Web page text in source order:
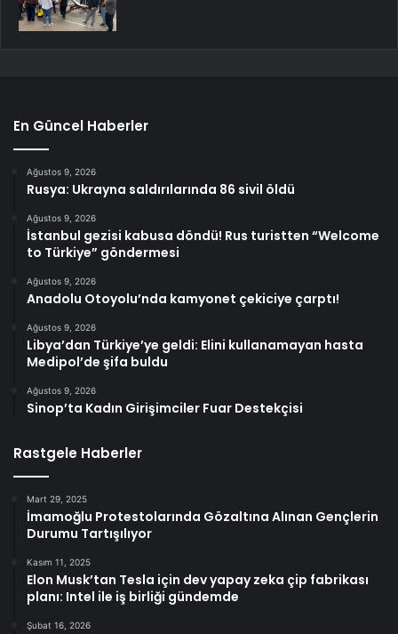
En Güncel Haberler
Ağustos 9, 2026
Rusya: Ukrayna saldırılarında 86 sivil öldü
Ağustos 9, 2026
İstanbul gezisi kabusa döndü! Rus turistten “Welcome
to Türkiye” göndermesi
Ağustos 9, 2026
Anadolu Otoyolu’nda kamyonet çekiciye çarptı!
Ağustos 9, 2026
Libya’dan Türkiye’ye geldi: Elini kullanamayan hasta
Medipol’de şifa buldu
Ağustos 9, 2026
Sinop’ta Kadın Girişimciler Fuar Destekçisi
Rastgele Haberler
Mart 29, 2025
İmamoğlu Protestolarında Gözaltına Alınan Gençlerin
Durumu Tartışılıyor
Kasım 11, 2025
Elon Musk’tan Tesla için dev yapay zeka çip fabrikası
planı: Intel ile iş birliği gündemde
Şubat 16, 2026